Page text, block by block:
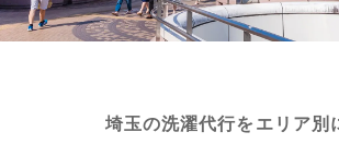
埼玉の洗濯代行をエリア別